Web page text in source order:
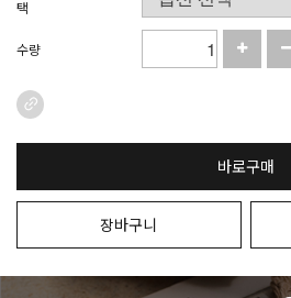
택
수량
바로구매
장바구니